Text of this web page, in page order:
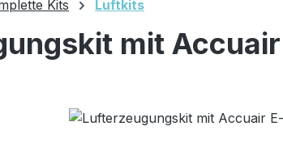
Kits Luftkits
mit